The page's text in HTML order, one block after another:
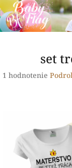
Prejsť
na
obsah
set
Priemerné
hviezdičiek.
1 hodnotenie